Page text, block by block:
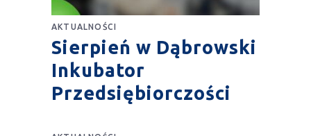
AKTUALNOŚCI
Sierpień w Dąbrowski
Inkubator
Przedsiębiorczości